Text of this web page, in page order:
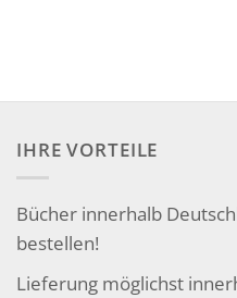
IHRE VORTEILE
Bücher innerhalb
bestellen!
Lieferung möglichst